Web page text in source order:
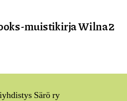
-muistikirja Wilna 2
Särö ry